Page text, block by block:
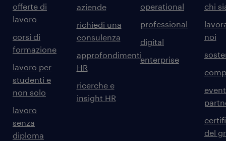
offerte di
lavoro
corsi di
formazione
lavoro per
studenti e
non solo
lavoro
senza
diploma
aziende
richiedi una
consulenza
approfondimenti
HR
ricerche e
insight HR
operational
professional
digital
enterprise
chi
noi
del